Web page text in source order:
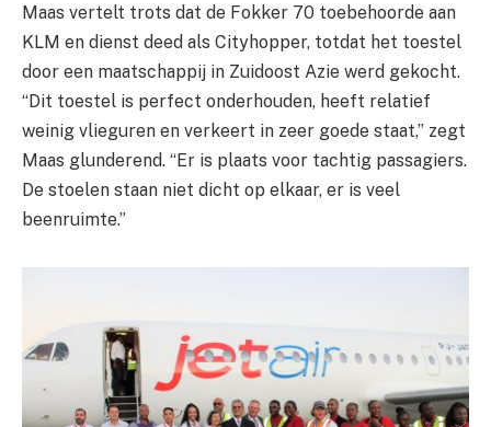
Maas vertelt trots dat de Fokker 70 toebehoorde aan
KLM en dienst deed als Cityhopper, totdat het toestel
door een maatschappij in Zuidoost Azie werd gekocht.
“Dit toestel is perfect onderhouden, heeft relatief
weinig vlieguren en verkeert in zeer goede staat,” zegt
Maas glunderend. “Er is plaats voor tachtig passagiers.
De stoelen staan niet dicht op elkaar, er is veel
beenruimte.”